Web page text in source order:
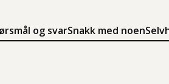
og svarSnakk med noen